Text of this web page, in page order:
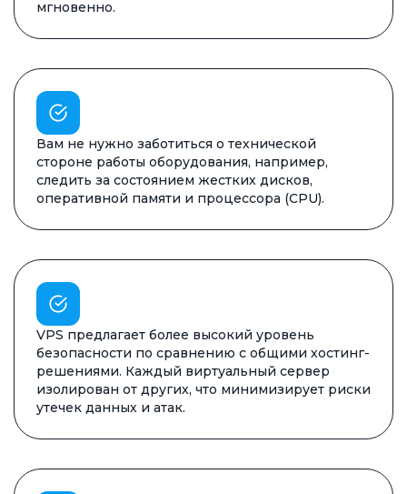
мгновенно.
Вам не нужно заботиться о технической
стороне работы оборудования, например,
следить за состоянием жестких дисков,
оперативной памяти и процессора (CPU).
VPS предлагает более высокий уровень
безопасности по сравнению с общими хостинг-
решениями. Каждый виртуальный сервер
изолирован от других, что минимизирует риски
утечек данных и атак.